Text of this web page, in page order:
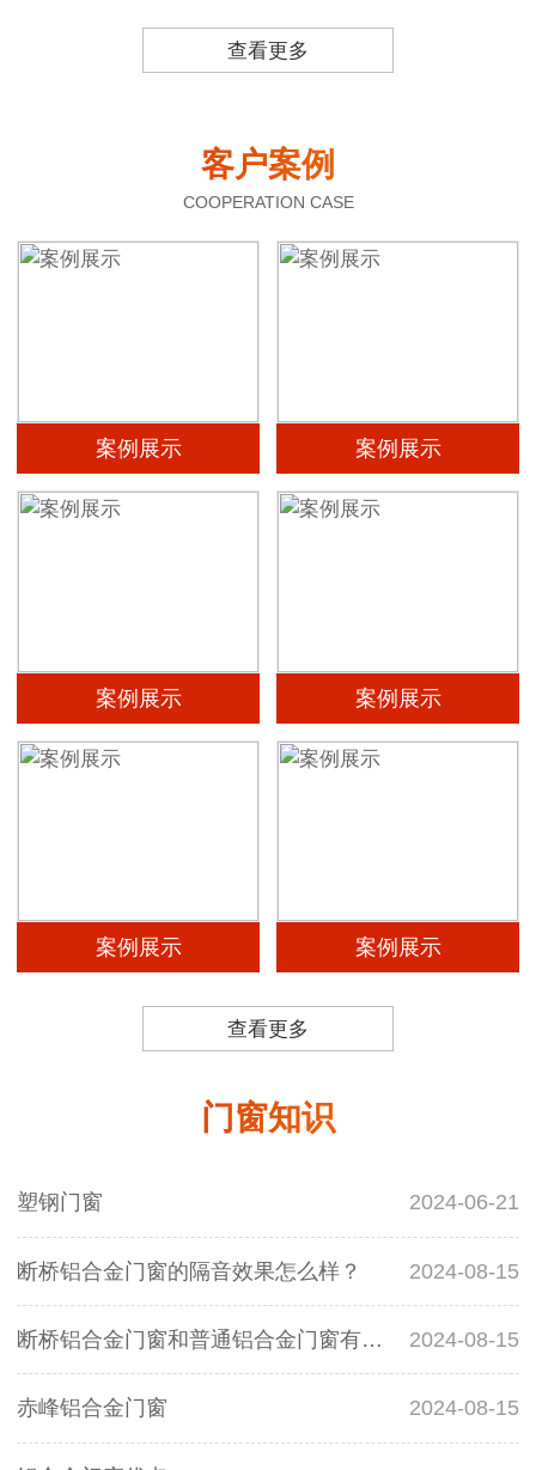
查看更多
客户案例
COOPERATION CASE
案例展示 案例展示
案例展示 案例展示
案例展示 案例展示
查看更多
门窗知识
塑钢门窗 2024-06-21
断桥铝合金门窗的隔音效果怎么样？ 2024-08-15
断桥铝合金门窗和普通铝合金门窗有什么区别？ 2024-08-15
赤峰铝合金门窗 2024-08-15